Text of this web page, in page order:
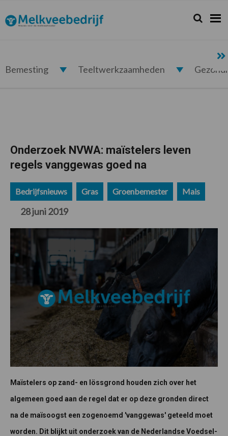
de
hoofdnavigatie
de
hoofd
de
eerste
de
voettekst
Melkveebedrijf.nl Zoeken...
Zoek
Bemesting Teeltwerkzaamheden
Onderzoek NVWA: maïstelers leven
regels vanggewas goed na
Bedrijfsnieuws Gras Groenbemester Mais
28 juni 2019
Maïstelers op zand- en lössgrond houden zich over het
algemeen goed aan de regel dat er op deze gronden direct
na de maïsoogst een zogenoemd 'vanggewas' geteeld moet
worden. Dit blijkt uit onderzoek van de Nederlandse Voedsel-